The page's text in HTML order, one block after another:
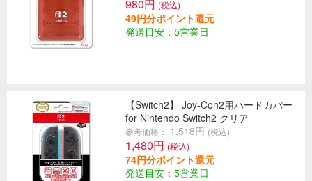
980円 (税込)
49円分ポイント還元
発送目安：5営業日
【Switch2】 Joy-Con2用ハードカバー
for Nintendo Switch2 クリア
参考価格： 1,518円(税込)
1,480円 (税込)
74円分ポイント還元
発送目安：5営業日